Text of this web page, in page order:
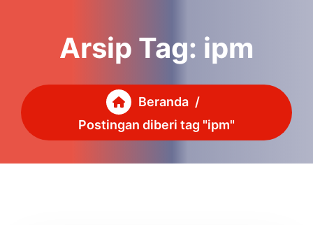
Arsip Tag: ipm
Beranda /
Postingan diberi tag "ipm"